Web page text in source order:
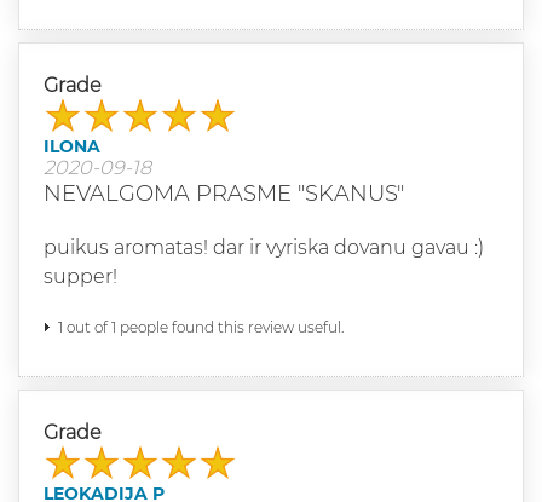
Grade
ILONA
2020-09-18
NEVALGOMA PRASME "SKANUS"
puikus aromatas! dar ir vyriska dovanu gavau :)
supper!
1 out of 1 people found this review useful.
Grade
LEOKADIJA P